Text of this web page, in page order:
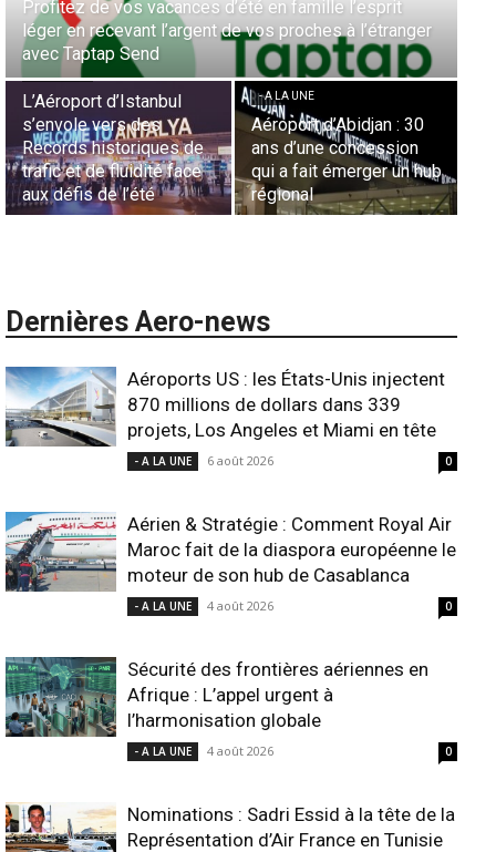
Aérien & Stratégie :
la diaspora
Casablanca
Sécurité des
aériennes en Afrique :
L’appel urgent à
l’harmonisation
d’été en famille l’esprit
de vos proches à l’étranger
de
face
- A LA UNE
Aéroport d’Abidjan : 30
ans d’une concession
qui a fait émerger un hub
régional
Dernières Aero-news
Aéroports US : les États-Unis injectent
870 millions de dollars dans 339
projets, Los Angeles et Miami en tête
- A LA UNE 6 août 2026 0
Aérien & Stratégie : Comment Royal Air
Maroc fait de la diaspora européenne le
moteur de son hub de Casablanca
- A LA UNE 4 août 2026 0
Sécurité des frontières aériennes en
Afrique : L’appel urgent à
l’harmonisation globale
- A LA UNE 4 août 2026 0
Nominations : Sadri Essid à la tête de la
Représentation d’Air France en Tunisie